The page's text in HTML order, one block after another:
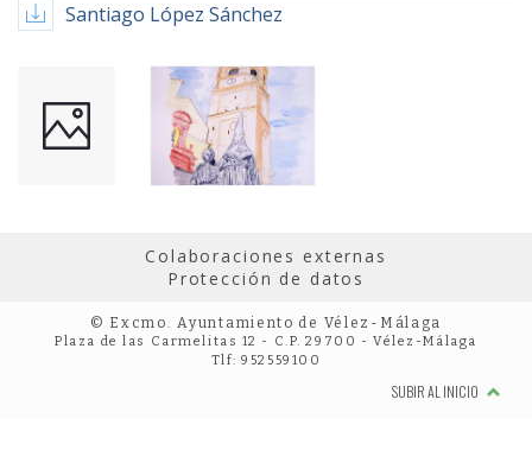
Santiago López Sánchez
Colaboraciones externas
Protección de datos
© Excmo. Ayuntamiento de Vélez-Málaga
Plaza de las Carmelitas 12 - C.P. 29700 - Vélez-Málaga
Tlf: 952559100
SUBIR AL INICIO